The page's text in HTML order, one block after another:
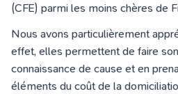
(CFE) parmi les moins chères de
Nous avons particulièrement
effet, elles permettent de faire
connaissance de cause et en
éléments du coût de la